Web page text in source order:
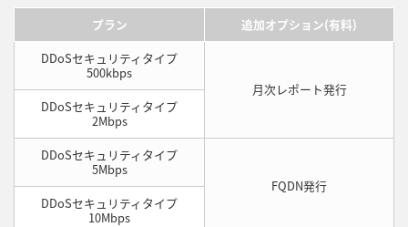
プラン
追加オプション(有料)
DDoSセキュリティタイプ
500kbps
月次レポート発行
DDoSセキュリティタイプ
2Mbps
DDoSセキュリティタイプ
5Mbps
FQDN発行
DDoSセキュリティタイプ
10Mbps